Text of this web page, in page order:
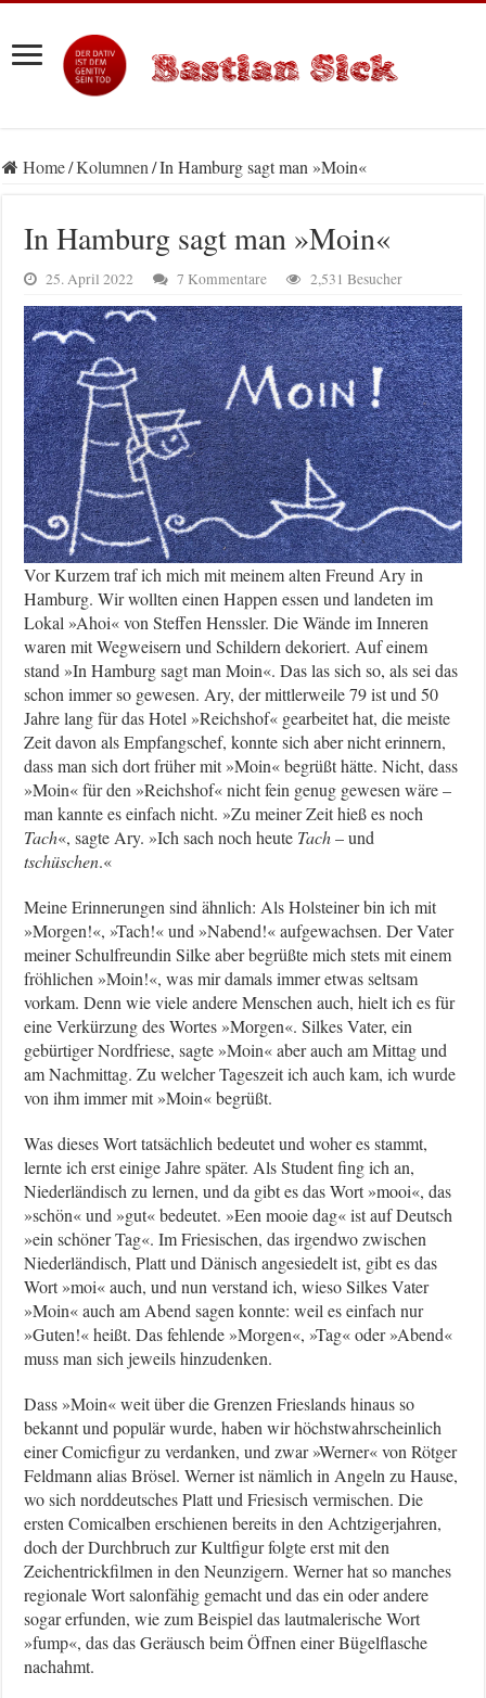
Home/Kolumnen/In Hamburg sagt man »Moin«
In Hamburg sagt man »Moin«
25. April 2022 7 Kommentare 2,531 Besucher
Vor Kurzem traf ich mich mit meinem alten Freund Ary in
Hamburg. Wir wollten einen Happen essen und landeten im
Lokal »Ahoi« von Steffen Henssler. Die Wände im Inneren
waren mit Wegweisern und Schildern dekoriert. Auf einem
stand »In Hamburg sagt man Moin«. Das las sich so, als sei das
schon immer so gewesen. Ary, der mittlerweile 79 ist und 50
Jahre lang für das Hotel »Reichshof« gearbeitet hat, die meiste
Zeit davon als Empfangschef, konnte sich aber nicht erinnern,
dass man sich dort früher mit »Moin« begrüßt hätte. Nicht, dass
»Moin« für den »Reichshof« nicht fein genug gewesen wäre –
man kannte es einfach nicht. »Zu meiner Zeit hieß es noch
Tach«, sagte Ary. »Ich sach noch heute Tach– und
tschüschen.«
Meine Erinnerungen sind ähnlich: Als Holsteiner bin ich mit
»Morgen!«, »Tach!« und »Nabend!« aufgewachsen. Der Vater
meiner Schulfreundin Silke aber begrüßte mich stets mit einem
fröhlichen »Moin!«, was mir damals immer etwas seltsam
vorkam. Denn wie viele andere Menschen auch, hielt ich es für
eine Verkürzung des Wortes »Morgen«. Silkes Vater, ein
gebürtiger Nordfriese, sagte »Moin« aber auch am Mittag und
am Nachmittag. Zu welcher Tageszeit ich auch kam, ich wurde
von ihm immer mit »Moin« begrüßt.
Was dieses Wort tatsächlich bedeutet und woher es stammt,
lernte ich erst einige Jahre später. Als Student fing ich an,
Niederländisch zu lernen, und da gibt es das Wort »mooi«, das
»schön« und »gut« bedeutet. »Een mooie dag« ist auf Deutsch
»ein schöner Tag«. Im Friesischen, das irgendwo zwischen
Niederländisch, Platt und Dänisch angesiedelt ist, gibt es das
Wort »moi« auch, und nun verstand ich, wieso Silkes Vater
»Moin« auch am Abend sagen konnte: weil es einfach nur
»Guten!« heißt. Das fehlende »Morgen«, »Tag« oder »Abend«
muss man sich jeweils hinzudenken.
Dass »Moin« weit über die Grenzen Frieslands hinaus so
bekannt und populär wurde, haben wir höchstwahrscheinlich
einer Comicfigur zu verdanken, und zwar »Werner« von Rötger
Feldmann alias Brösel. Werner ist nämlich in Angeln zu Hause,
wo sich norddeutsches Platt und Friesisch vermischen. Die
ersten Comicalben erschienen bereits in den Achtzigerjahren,
doch der Durchbruch zur Kultfigur folgte erst mit den
Zeichentrickfilmen in den Neunzigern. Werner hat so manches
regionale Wort salonfähig gemacht und das ein oder andere
sogar erfunden, wie zum Beispiel das lautmalerische Wort
»fump«, das das Geräusch beim Öffnen einer Bügelflasche
nachahmt.